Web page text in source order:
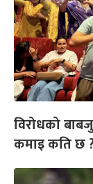
विरोधको
कमाइ कति छ